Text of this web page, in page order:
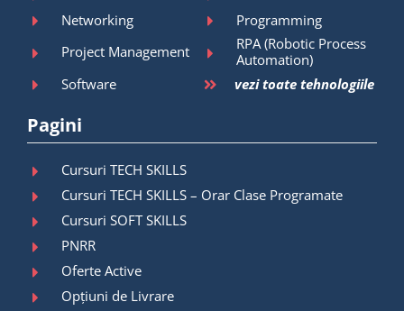
Networking
Programming
Project Management
RPA (Robotic Process
Automation)
Software
vezi toate tehnologiile
Pagini
Cursuri TECH SKILLS
Cursuri TECH SKILLS – Orar Clase Programate
Cursuri SOFT SKILLS
PNRR
Oferte Active
Opțiuni de Livrare